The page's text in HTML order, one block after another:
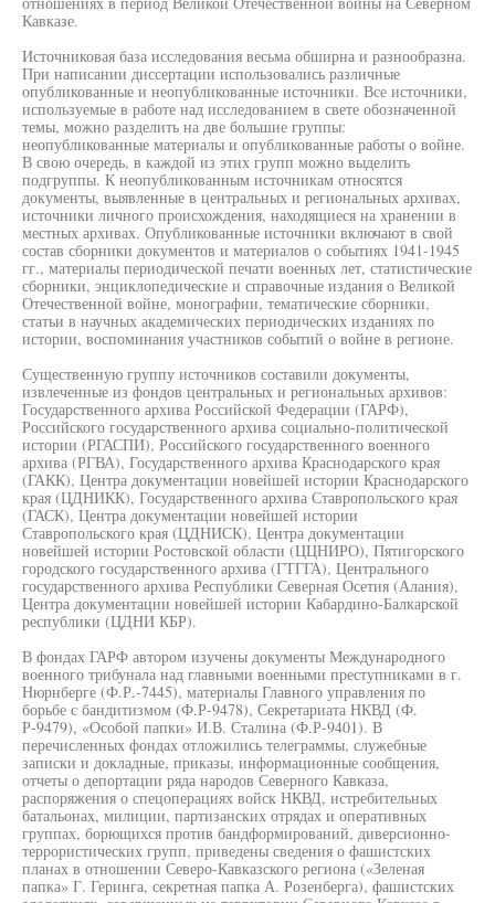
Кавказе.
Источниковая база исследования весьма обширна и разнообразна.
При написании диссертации использовались различные
опубликованные и неопубликованные источники. Все источники,
используемые в работе над исследованием в свете обозначенной
темы, можно разделить на две большие группы:
неопубликованные материалы и опубликованные работы о войне.
В свою очередь, в каждой из этих групп можно выделить
подгруппы. К неопубликованным источникам относятся
документы, выявленные в центральных и региональных архивах,
источники личного происхождения, находящиеся на хранении в
местных архивах. Опубликованные источники включают в свой
состав сборники документов и материалов о событиях 1941-1945
гг., материалы периодической печати военных лет, статистические
сборники, энциклопедические и справочные издания о Великой
Отечественной войне, монографии, тематические сборники,
статьи в научных академических периодических изданиях по
истории, воспоминания участников событий о войне в регионе.
Существенную группу источников составили документы,
извлеченные из фондов центральных и региональных архивов:
Государственного архива Российской Федерации (ГАРФ),
Российского государственного архива социально-политической
истории (РГАСПИ), Российского государственного военного
архива (РГВА), Государственного архива Краснодарского края
(ГАКК), Центра документации новейшей истории Краснодарского
края (ЦДНИКК), Государственного архива Ставропольского края
(ГАСК), Центра документации новейшей истории
Ставропольского края (ЦДНИСК), Центра документации
новейшей истории Ростовской области (ЦЦНИРО), Пятигорского
городского государственного архива (ГТГГА), Центрального
государственного архива Республики Северная Осетия (Алания),
Центра документации новейшей истории Кабардино-Балкарской
республики (ЦДНИ КБР).
В фондах ГАРФ автором изучены документы Международного
военного трибунала над главными военными преступниками в г.
Нюрнберге (Ф.Р.-7445), материалы Главного управления по
борьбе с бандитизмом (Ф.Р-9478), Секретариата НКВД (Ф.
Р-9479), «Особой папки» И.В. Сталина (Ф.Р-9401). В
перечисленных фондах отложились телеграммы, служебные
записки и докладные, приказы, информационные сообщения,
отчеты о депортации ряда народов Северного Кавказа,
распоряжения о спецоперациях войск НКВД, истребительных
батальонах, милиции, партизанских отрядах и оперативных
группах, борющихся против бандформирований, диверсионно-
террористических групп, приведены сведения о фашистских
планах в отношении Северо-Кавказского региона («Зеленая
папка» Г. Геринга, секретная папка А. Розенберга), фашистских